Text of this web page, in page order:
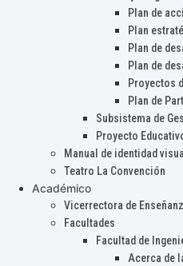
Plan de
Plan
Plan de
Plan de
Proyectos
Plan de
Subsistema de
Proyecto
Manual de identidad visual
Teatro La Convención
Académico
Vicerrectora de
Facultades
Facultad de
Acerca de